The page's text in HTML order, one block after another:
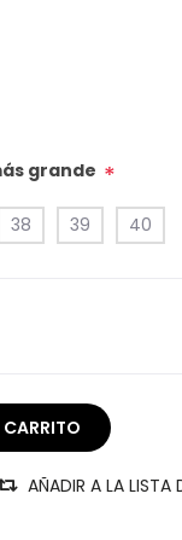
grande *
38 39 40
AÑADIR A LA